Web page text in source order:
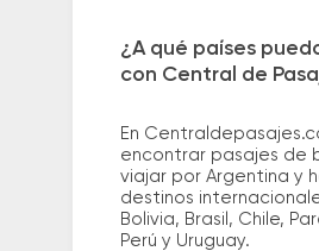
¿A qué países
con Central de
En
encontrar pasajes de
viajar por Argentina y
destinos
Bolivia, Brasil, Chile,
Perú y Uruguay.